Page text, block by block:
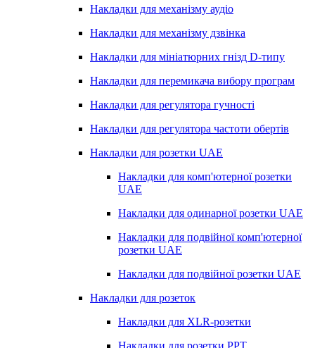
Накладки для механізму аудіо
Накладки для механізму дзвінка
Накладки для мініатюрних гнізд D-типу
Накладки для перемикача вибору програм
Накладки для регулятора гучності
Накладки для регулятора частоти обертів
Накладки для розетки UAE
Накладки для комп'ютерної розетки
UAE
Накладки для одинарної розетки UAE
Накладки для подвійної комп'ютерної
розетки UAE
Накладки для подвійної розетки UAE
Накладки для розеток
Накладки для XLR-розетки
Накладки для розетки PPT